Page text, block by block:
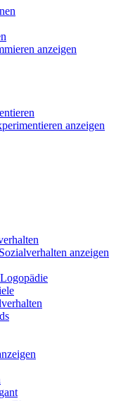
anzeigen
anzeigen
anzeigen